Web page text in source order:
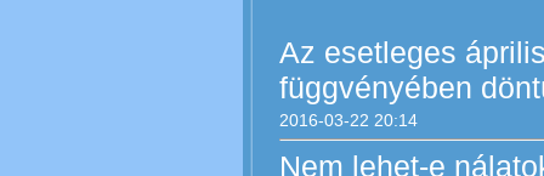
2016-03-22 20:14
Az esetleges
függvényében
Nem lehet-e